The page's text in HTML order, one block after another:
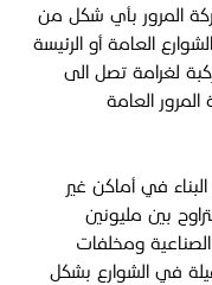
المرور بأي شكل من
العامة أو الرئيسة
لغرامة تصل الى
المرور العامة
في أماكن غير
بين مليونين
ومخلفات
في الشوارع بشكل